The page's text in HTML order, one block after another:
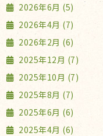
2026年6月 (5)
2026年4月 (7)
2026年2月 (6)
2025年12月 (7)
2025年10月 (7)
2025年8月 (7)
2025年6月 (6)
2025年4月 (6)